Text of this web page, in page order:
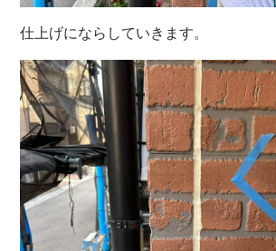
仕上げにならしていきます。